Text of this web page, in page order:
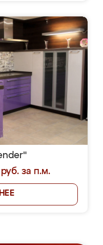
за п.м.